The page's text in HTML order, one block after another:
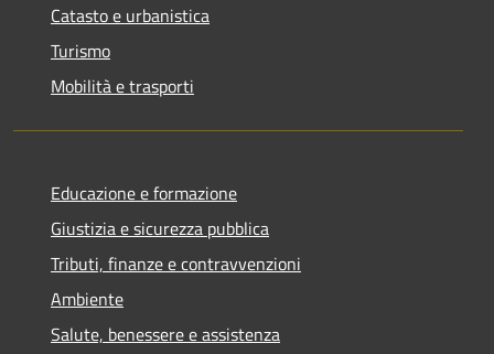
Catasto e urbanistica
Turismo
Mobilità e trasporti
Educazione e formazione
Giustizia e sicurezza pubblica
Tributi, finanze e contravvenzioni
Ambiente
Salute, benessere e assistenza